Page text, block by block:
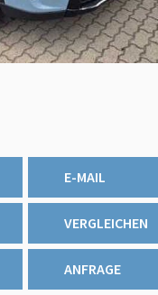
E-MAIL
VERGLEICHEN
ANFRAGE